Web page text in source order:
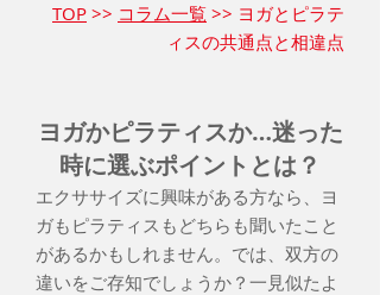
TOP >> コラム一覧 >> ヨガとピラテ
ィスの共通点と相違点
ヨガかピラティスか…迷った
時に選ぶポイントとは？
エクササイズに興味がある方なら、ヨ
ガもピラティスもどちらも聞いたこと
があるかもしれません。では、双方の
違いをご存知でしょうか？一見似たよ